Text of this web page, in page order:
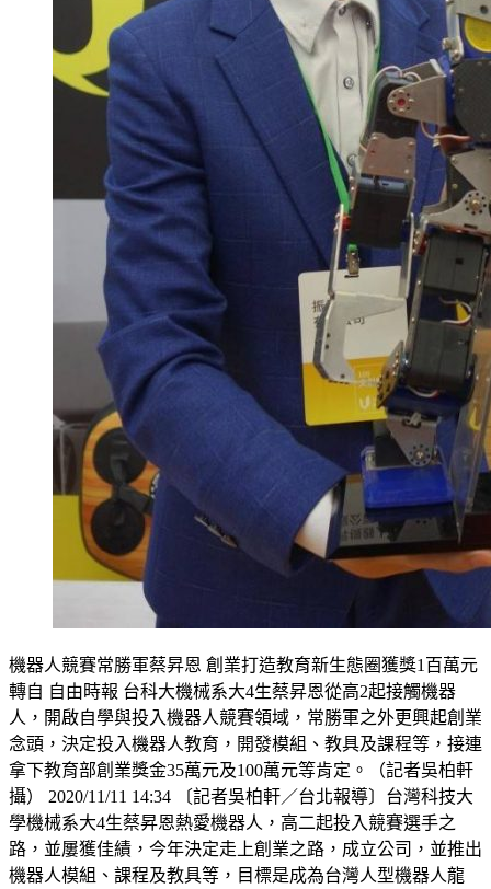
機器人競賽常勝軍蔡昇恩 創業打造教育新生態圈獲獎1百萬元
轉自 自由時報 台科大機械系大4生蔡昇恩從高2起接觸機器
人，開啟自學與投入機器人競賽領域，常勝軍之外更興起創業
念頭，決定投入機器人教育，開發模組、教具及課程等，接連
拿下教育部創業獎金35萬元及100萬元等肯定。（記者吳柏軒
攝） 2020/11/11 14:34 〔記者吳柏軒／台北報導〕台灣科技大
學機械系大4生蔡昇恩熱愛機器人，高二起投入競賽選手之
路，並屢獲佳績，今年決定走上創業之路，成立公司，並推出
機器人模組、課程及教具等，目標是成為台灣人型機器人龍